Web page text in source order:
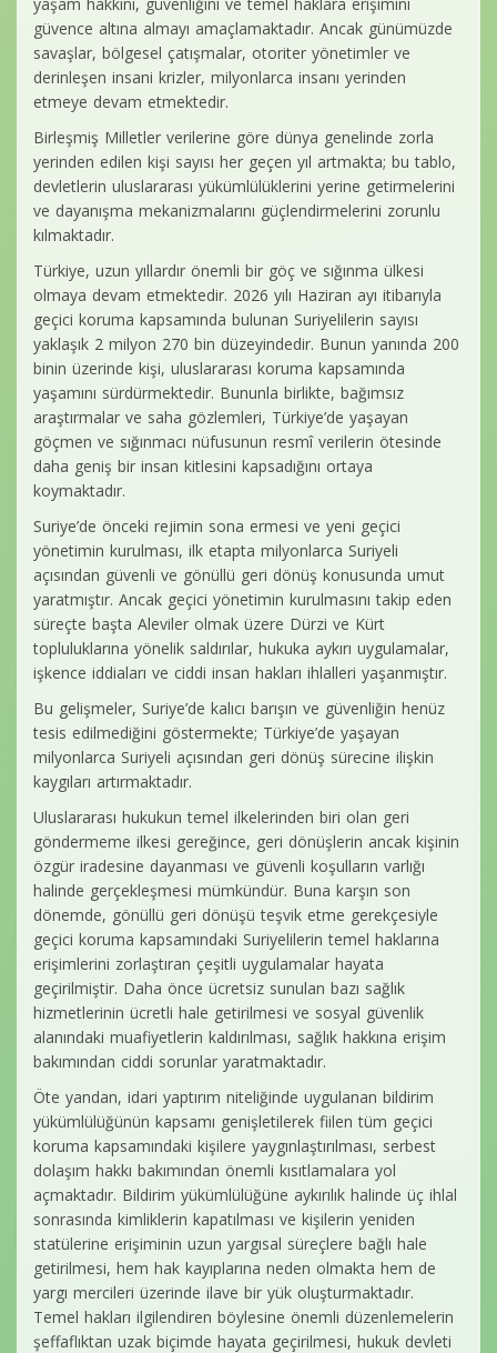
güvence altına almayı amaçlamaktadır. Ancak günümüzde
savaşlar, bölgesel çatışmalar, otoriter yönetimler ve
derinleşen insani krizler, milyonlarca insanı yerinden
etmeye devam etmektedir.
Birleşmiş Milletler verilerine göre dünya genelinde zorla
yerinden edilen kişi sayısı her geçen yıl artmakta; bu tablo,
devletlerin uluslararası yükümlülüklerini yerine getirmelerini
ve dayanışma mekanizmalarını güçlendirmelerini zorunlu
kılmaktadır.
Türkiye, uzun yıllardır önemli bir göç ve sığınma ülkesi
olmaya devam etmektedir. 2026 yılı Haziran ayı itibarıyla
geçici koruma kapsamında bulunan Suriyelilerin sayısı
yaklaşık 2 milyon 270 bin düzeyindedir. Bunun yanında 200
binin üzerinde kişi, uluslararası koruma kapsamında
yaşamını sürdürmektedir. Bununla birlikte, bağımsız
araştırmalar ve saha gözlemleri, Türkiye’de yaşayan
göçmen ve sığınmacı nüfusunun resmî verilerin ötesinde
daha geniş bir insan kitlesini kapsadığını ortaya
koymaktadır.
Suriye’de önceki rejimin sona ermesi ve yeni geçici
yönetimin kurulması, ilk etapta milyonlarca Suriyeli
açısından güvenli ve gönüllü geri dönüş konusunda umut
yaratmıştır. Ancak geçici yönetimin kurulmasını takip eden
süreçte başta Aleviler olmak üzere Dürzi ve Kürt
topluluklarına yönelik saldırılar, hukuka aykırı uygulamalar,
işkence iddiaları ve ciddi insan hakları ihlalleri yaşanmıştır.
Bu gelişmeler, Suriye’de kalıcı barışın ve güvenliğin henüz
tesis edilmediğini göstermekte; Türkiye’de yaşayan
milyonlarca Suriyeli açısından geri dönüş sürecine ilişkin
kaygıları artırmaktadır.
Uluslararası hukukun temel ilkelerinden biri olan geri
göndermeme ilkesi gereğince, geri dönüşlerin ancak kişinin
özgür iradesine dayanması ve güvenli koşulların varlığı
halinde gerçekleşmesi mümkündür. Buna karşın son
dönemde, gönüllü geri dönüşü teşvik etme gerekçesiyle
geçici koruma kapsamındaki Suriyelilerin temel haklarına
erişimlerini zorlaştıran çeşitli uygulamalar hayata
geçirilmiştir. Daha önce ücretsiz sunulan bazı sağlık
hizmetlerinin ücretli hale getirilmesi ve sosyal güvenlik
alanındaki muafiyetlerin kaldırılması, sağlık hakkına erişim
bakımından ciddi sorunlar yaratmaktadır.
Öte yandan, idari yaptırım niteliğinde uygulanan bildirim
yükümlülüğünün kapsamı genişletilerek fiilen tüm geçici
koruma kapsamındaki kişilere yaygınlaştırılması, serbest
dolaşım hakkı bakımından önemli kısıtlamalara yol
açmaktadır. Bildirim yükümlülüğüne aykırılık halinde üç ihlal
sonrasında kimliklerin kapatılması ve kişilerin yeniden
statülerine erişiminin uzun yargısal süreçlere bağlı hale
getirilmesi, hem hak kayıplarına neden olmakta hem de
yargı mercileri üzerinde ilave bir yük oluşturmaktadır.
Temel hakları ilgilendiren böylesine önemli düzenlemelerin
şeffaflıktan uzak biçimde hayata geçirilmesi, hukuk devleti